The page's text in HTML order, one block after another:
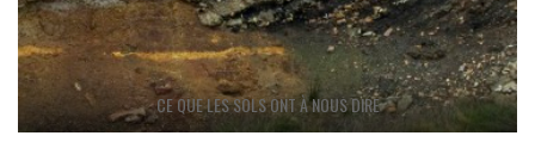
CE QUE LES SOLS ONT À NOUS DIRE